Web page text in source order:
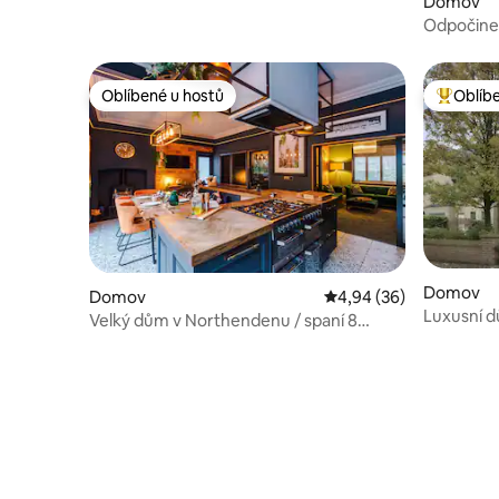
Oblíbené u hostů
Oblíbené u hostů
Domov Průměrné hodnocení
4,94 (36)
Velký dům v Northendenu / spaní 8
Domov
Luxusní